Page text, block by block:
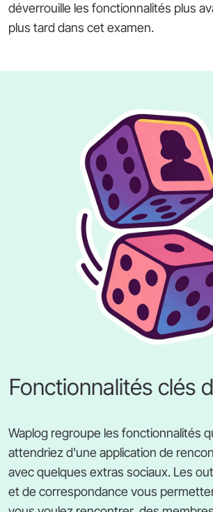
déverrouille les fonctionnalités plus
plus tard dans cet examen.
Fonctionnalités clés
Waplog regroupe les fonctionnalités
attendriez d'une application de
avec quelques extras sociaux. Les
et de correspondance vous